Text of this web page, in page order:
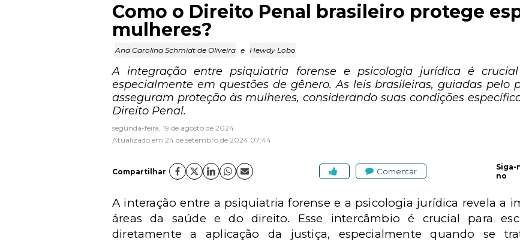
Como o Direito Penal brasileiro protege
mulheres?
Ana Carolina Schmidt de Oliveira e Hewdy Lobo
A integração entre psiquiatria forense e psicologia jurídica é
especialmente em questões de gênero. As leis brasileiras, guiadas
asseguram proteção às mulheres, considerando suas condições
Direito Penal.
segunda-feira, 19 de agosto de 2024
Atualizado em 24 de setembro de 2024 07:44
Compartilhar Comentar
Siga-
no
A interação entre a psiquiatria forense e a psicologia jurídica revela a
áreas da saúde e do direito. Esse intercâmbio é crucial para
diretamente a aplicação da justiça, especialmente quando se